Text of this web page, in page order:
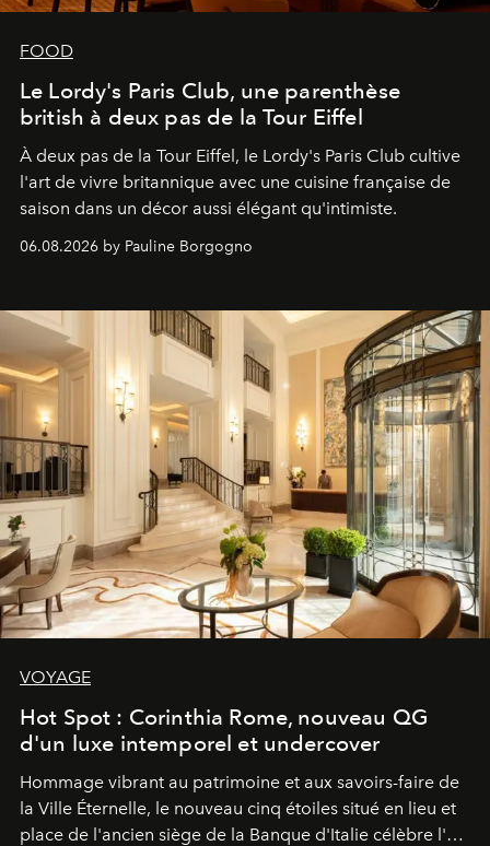
FOOD
Le Lordy's Paris Club, une parenthèse
british à deux pas de la Tour Eiffel
À deux pas de la Tour Eiffel, le Lordy's Paris Club cultive
l'art de vivre britannique avec une cuisine française de
saison dans un décor aussi élégant qu'intimiste.
06.08.2026 by Pauline Borgogno
VOYAGE
Hot Spot : Corinthia Rome, nouveau QG
d'un luxe intemporel et undercover
Hommage vibrant au patrimoine et aux savoirs-faire de
la Ville Éternelle, le nouveau cinq étoiles situé en lieu et
place de l'ancien siège de la Banque d'Italie célèbre l'art